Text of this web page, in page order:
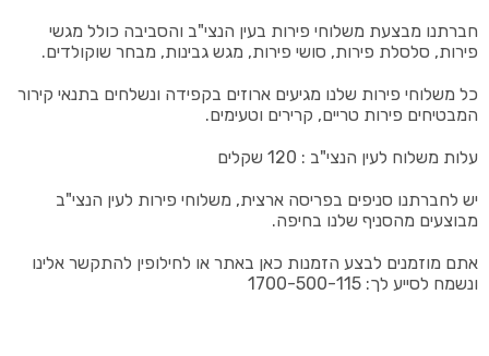
חברתנו מבצעת משלוחי פירות בעין הנצי"ב והסביבה כולל מגשי
פירות, סלסלת פירות, סושי פירות, מגש גבינות, מבחר שוקולדים.
כל משלוחי פירות שלנו מגיעים ארוזים בקפידה ונשלחים בתנאי קירור
המבטיחים פירות טריים, קרירים וטעימים.
עלות משלוח לעין הנצי"ב : 120 שקלים
יש לחברתנו סניפים בפריסה ארצית, משלוחי פירות לעין הנצי"ב
מבוצעים מהסניף שלנו בחיפה.
אתם מוזמנים לבצע הזמנות כאן באתר או לחילופין להתקשר אלינו
ונשמח לסייע לך: 1700-500-115